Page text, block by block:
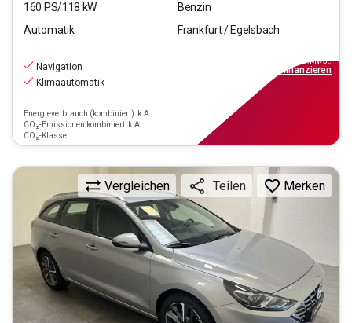
160 PS/118 kW
Benzin
Automatik
Frankfurt / Egelsbach
Navigation
Klimaautomatik
Energieverbrauch (kombiniert): k.A.
CO₂-Emissionen kombiniert: k.A.
CO₂-Klasse:
inkl.MwSt.
finanzieren
Vergleichen Teilen Merken